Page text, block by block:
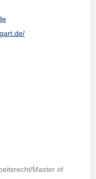
Master of